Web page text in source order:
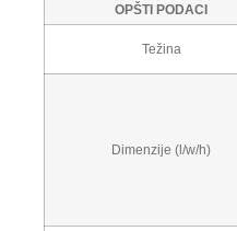
OPŠTI PODACI
Težina
Dimenzije (l/w/h)